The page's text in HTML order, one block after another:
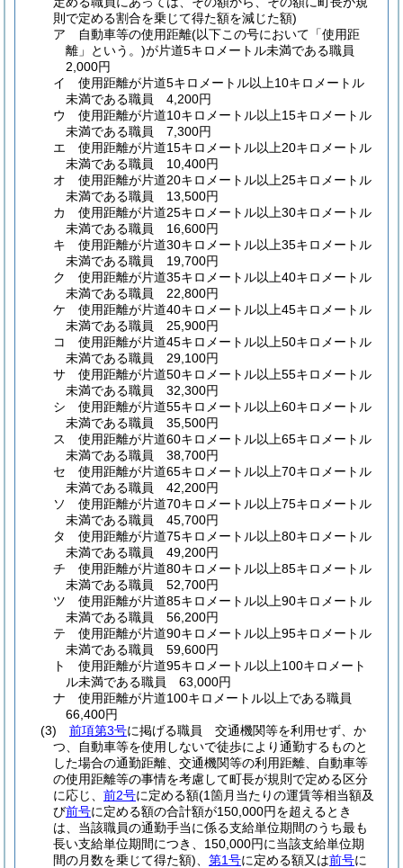
則で定める割合を乗じて得た額を減じた額)
ア
自動車等の使用距離(以下この号において「使用距
離」という。)が片道5キロメートル未満である職員
2,000円
イ
使用距離が片道5キロメートル以上10キロメートル
未満である職員 4,200円
ウ
使用距離が片道10キロメートル以上15キロメートル
未満である職員 7,300円
エ
使用距離が片道15キロメートル以上20キロメートル
未満である職員 10,400円
オ
使用距離が片道20キロメートル以上25キロメートル
未満である職員 13,500円
カ
使用距離が片道25キロメートル以上30キロメートル
未満である職員 16,600円
キ
使用距離が片道30キロメートル以上35キロメートル
未満である職員 19,700円
ク
使用距離が片道35キロメートル以上40キロメートル
未満である職員 22,800円
ケ
使用距離が片道40キロメートル以上45キロメートル
未満である職員 25,900円
コ
使用距離が片道45キロメートル以上50キロメートル
未満である職員 29,100円
サ
使用距離が片道50キロメートル以上55キロメートル
未満である職員 32,300円
シ
使用距離が片道55キロメートル以上60キロメートル
未満である職員 35,500円
ス
使用距離が片道60キロメートル以上65キロメートル
未満である職員 38,700円
セ
使用距離が片道65キロメートル以上70キロメートル
未満である職員 42,200円
ソ
使用距離が片道70キロメートル以上75キロメートル
未満である職員 45,700円
タ
使用距離が片道75キロメートル以上80キロメートル
未満である職員 49,200円
チ
使用距離が片道80キロメートル以上85キロメートル
未満である職員 52,700円
ツ
使用距離が片道85キロメートル以上90キロメートル
未満である職員 56,200円
テ
使用距離が片道90キロメートル以上95キロメートル
未満である職員 59,600円
ト
使用距離が片道95キロメートル以上100キロメート
ル未満である職員 63,000円
ナ
使用距離が片道100キロメートル以上である職員
66,400円
(3)
前項第3号に掲げる職員 交通機関等を利用せず、か
つ、自動車等を使用しないで徒歩により通勤するものと
した場合の通勤距離、交通機関等の利用距離、自動車等
の使用距離等の事情を考慮して町長が規則で定める区分
に応じ、 前2号に定める額(1箇月当たりの運賃等相当額及
び前号に定める額の合計額が150,000円を超えるとき
は、当該職員の通勤手当に係る支給単位期間のうち最も
長い支給単位期間につき、150,000円に当該支給単位期
間の月数を乗じて得た額)
第1号に定める額又は前号に